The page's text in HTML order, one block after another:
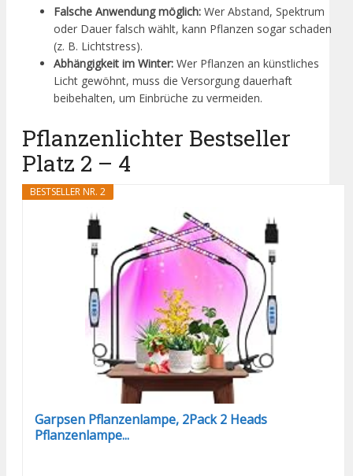
Falsche Anwendung möglich: Wer Abstand, Spektrum
oder Dauer falsch wählt, kann Pflanzen sogar schaden
(z. B. Lichtstress).
Abhängigkeit im Winter: Wer Pflanzen an künstliches
Licht gewöhnt, muss die Versorgung dauerhaft
beibehalten, um Einbrüche zu vermeiden.
Pflanzenlichter Bestseller
Platz 2 – 4
BESTSELLER NR. 2
Garpsen Pflanzenlampe, 2Pack 2 Heads
Pflanzenlampe...